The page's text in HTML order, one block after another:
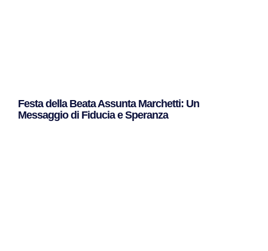
Festa della Beata Assunta Marchetti: Un
Messaggio di Fiducia e Speranza